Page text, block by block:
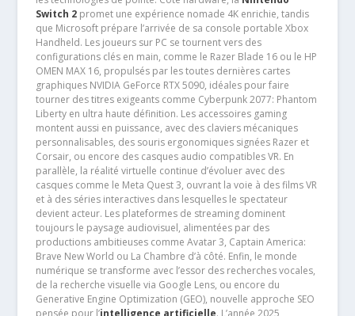
Switch 2promet une expérience nomade 4K enrichie, tandis
que Microsoft prépare l’arrivée de sa console portable Xbox
Handheld. Les joueurs sur PC se tournent vers des
configurations clés en main, comme le Razer Blade 16 ou le HP
OMEN MAX 16, propulsés par les toutes dernières cartes
graphiques NVIDIA GeForce RTX 5090, idéales pour faire
tourner des titres exigeants comme Cyberpunk 2077: Phantom
Liberty en ultra haute définition. Les accessoires gaming
montent aussi en puissance, avec des claviers mécaniques
personnalisables, des souris ergonomiques signées Razer et
Corsair, ou encore des casques audio compatibles VR. En
parallèle, la réalité virtuelle continue d’évoluer avec des
casques comme le Meta Quest 3, ouvrant la voie à des films VR
et à des séries interactives dans lesquelles le spectateur
devient acteur. Les plateformes de streaming dominent
toujours le paysage audiovisuel, alimentées par des
productions ambitieuses comme Avatar 3, Captain America:
Brave New World ou La Chambre d’à côté. Enfin, le monde
numérique se transforme avec l’essor des recherches vocales,
de la recherche visuelle via Google Lens, ou encore du
Generative Engine Optimization (GEO), nouvelle approche SEO
pensée pour l’intelligence artificielle. L’année 2025